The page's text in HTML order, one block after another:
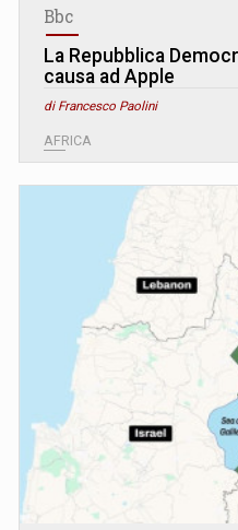
Bbc
La Repubblica
causa ad Apple
di Francesco Paolini
AFRICA